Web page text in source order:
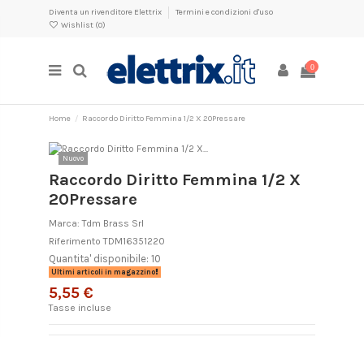
Diventa un rivenditore Elettrix
Termini e condizioni d'uso
Wishlist (0)
0
Home Raccordo Diritto Femmina 1/2 X 20Pressare
Nuovo
Raccordo Diritto Femmina 1/2 X
20Pressare
Marca: Tdm Brass Srl
Riferimento TDM16351220
Quantita' disponibile: 10
Ultimi articoli in magazzino
5,55 €
Tasse incluse